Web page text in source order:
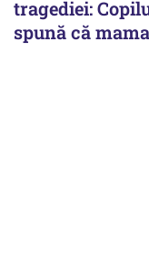
tragediei:
spună că